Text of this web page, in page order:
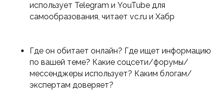
использует Telegram и YouTube для
самообразования, читает vc.ru и Хабр
Где он обитает онлайн? Где ищет информацию
по вашей теме? Какие соцсети/форумы/
мессенджеры использует? Каким блогам/
экспертам доверяет?